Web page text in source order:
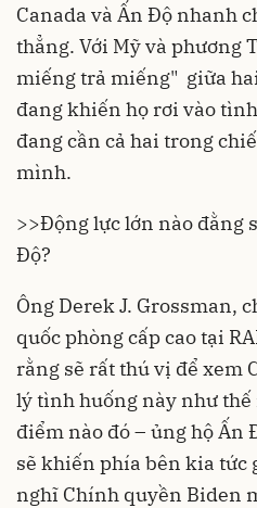
Canada và Ấn Độ nhanh
thẳng. Với Mỹ và phương
miếng trả miếng" giữa
đang khiến họ rơi vào
đang cần cả hai trong
mình.
>>Động lực lớn nào đằng
Độ?
Ông Derek J. Grossman,
quốc phòng cấp cao tại
rằng sẽ rất thú vị để xem
lý tình huống này như thế
điểm nào đó – ủng hộ Ấn
sẽ khiến phía bên kia tức
nghĩ Chính quyền Biden